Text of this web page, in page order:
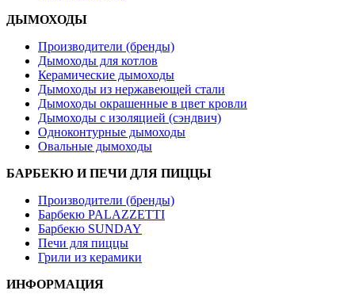
ДЫМОХОДЫ
Производители (бренды)
Дымоходы для котлов
Керамические дымоходы
Дымоходы из нержавеющей стали
Дымоходы окрашенные в цвет кровли
Дымоходы с изоляцией (сэндвич)
Одноконтурные дымоходы
Овальные дымоходы
БАРБЕКЮ И ПЕЧИ ДЛЯ ПИЦЦЫ
Производители (бренды)
Барбекю PALAZZETTI
Барбекю SUNDAY
Печи для пиццы
Грили из керамики
ИНФОРМАЦИЯ